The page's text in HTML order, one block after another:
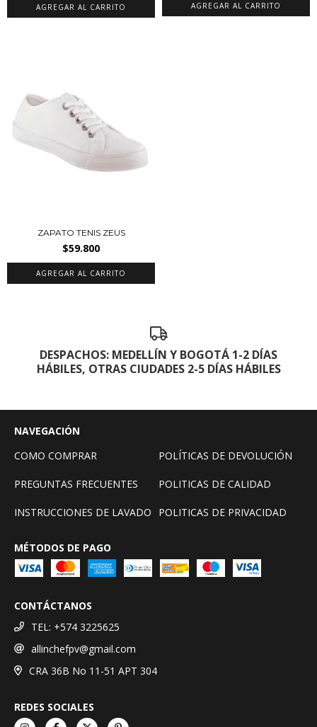
AGREGAR AL CARRITO AGREGAR AL CARRITO
ZAPATO TENIS ZEUS
$59.800
AGREGAR AL CARRITO
DESPACHOS: MEDELLÍN Y BOGOTÁ 1-2 DÍAS
HÁBILES, OTRAS CIUDADES 2-5 DÍAS HÁBILES
NAVEGACIÓN
COMO COMPRAR
POLÍTICAS DE DEVOLUCIÓN
PREGUNTAS FRECUENTES POLITICAS DE CALIDAD
INSTRUCCIONES DE LAVADO POLITICAS DE PRIVACIDAD
MÉTODOS DE PAGO
CONTÁCTANOS
TEL: +574 3225625
allinchefpv@gmail.com
CRA 36B No 11-51 APT 304
REDES SOCIALES